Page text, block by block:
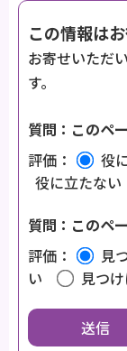
この情報は
お寄せいただ
す。
質問：このペ
評価：
役
役に立たない
質問：このペ
評価：
見
い
見つ